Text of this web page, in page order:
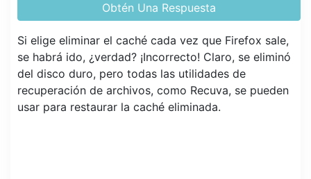
Obtén Una Respuesta
Si elige eliminar el caché cada vez que Firefox sale,
se habrá ido, ¿verdad? ¡Incorrecto! Claro, se eliminó
del disco duro, pero todas las utilidades de
recuperación de archivos, como Recuva, se pueden
usar para restaurar la caché eliminada.